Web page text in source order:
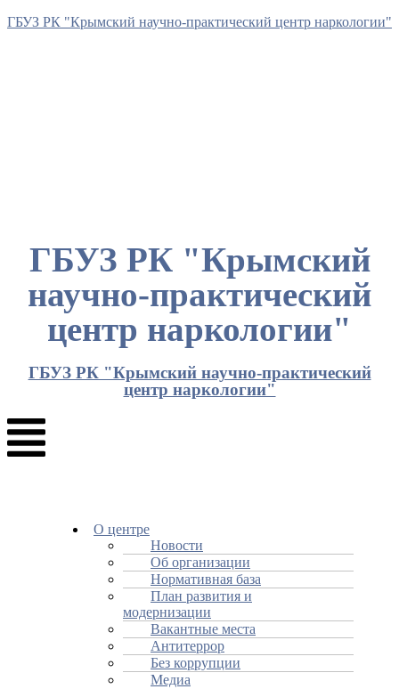
ГБУЗ РК "Крымский научно-практический центр наркологии"
ГБУЗ РК "Крымский
научно-практический
центр наркологии"
ГБУЗ РК "Крымский научно-практический
центр наркологии"
О центре
Новости
Об организации
Нормативная база
План развития и
модернизации
Вакантные места
Антитеррор
Без коррупции
Медиа